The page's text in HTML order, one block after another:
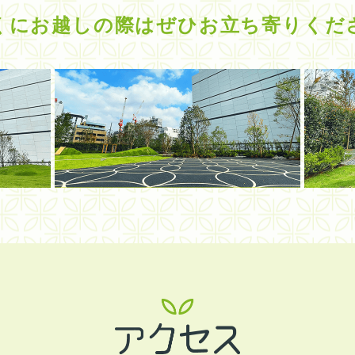
にお越しの際はぜひお立ち寄りくだ